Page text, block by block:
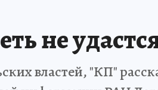
не
властей, "КП"